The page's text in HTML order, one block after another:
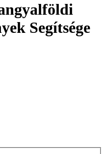
Segítsége